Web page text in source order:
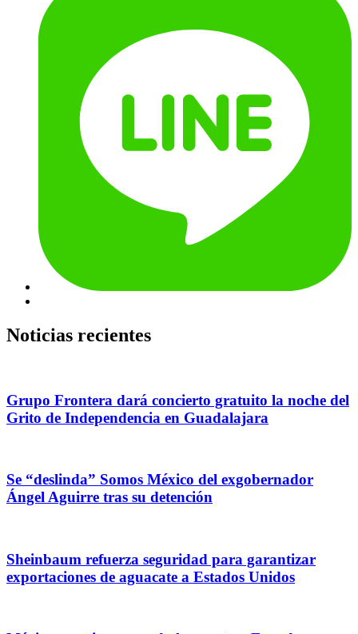
Noticias recientes
Grupo Frontera dará concierto gratuito la noche del
Grito de Independencia en Guadalajara
Se “deslinda” Somos México del exgobernador
Ángel Aguirre tras su detención
Sheinbaum refuerza seguridad para garantizar
exportaciones de aguacate a Estados Unidos